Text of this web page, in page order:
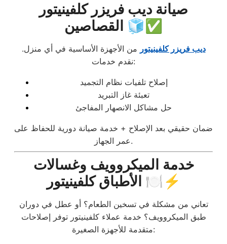
صيانة ديب فريزر كلفينيتور
القصاصين 🧊✅
ديب فريزر كلفينيتور من الأجهزة الأساسية في أي منزل.
نقدم خدمات:
إصلاح تلفيات نظام التجميد
تعبئة غاز التبريد
حل مشاكل الانصهار المفاجئ
ضمان حقيقي بعد الإصلاح + خدمة صيانة دورية للحفاظ على
عمر الجهاز.
خدمة الميكروويف وغسالات
الأطباق كلفينيتور 🍽️⚡
تعاني من مشكلة في تسخين الطعام؟ أو عطل في دوران
طبق الميكروويف؟ خدمة عملاء كلفينيتور توفر إصلاحات
متقدمة للأجهزة الصغيرة: